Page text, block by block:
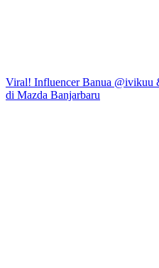
Viral! Influencer Banua @ivikuu
di Mazda Banjarbaru